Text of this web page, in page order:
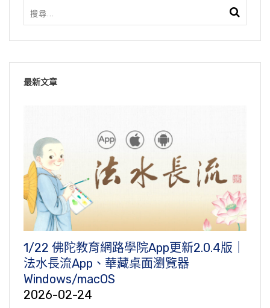
最新文章
1/22 佛陀教育網路學院App更新2.0.4版｜
法水長流App、華藏桌面瀏覽器
Windows/macOS
2026-02-24